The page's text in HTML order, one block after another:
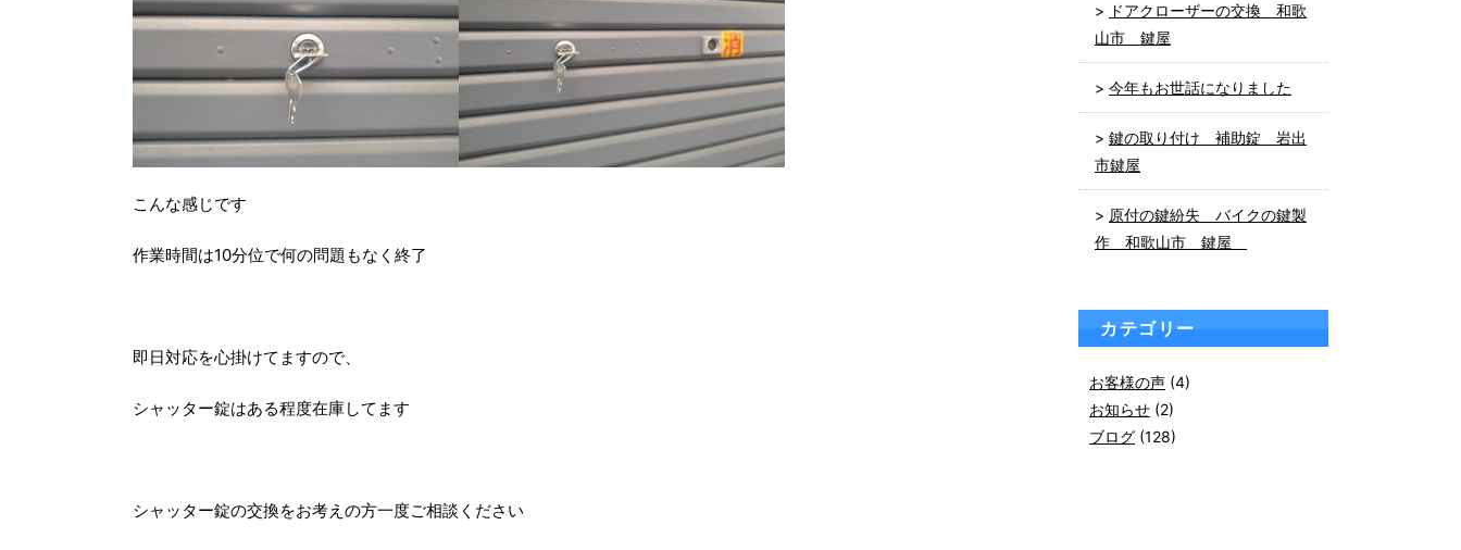
こんな感じです
作業時間は10分位で何の問題もなく終了
即日対応を心掛けてますので、
シャッター錠はある程度在庫してます
シャッター錠の交換をお考えの方一度ご相談ください
ドアクローザーの交換 和歌
山市 鍵屋
今年もお世話になりました
鍵の取り付け 補助錠 岩出
市鍵屋
原付の鍵紛失 バイクの鍵製
作 和歌山市 鍵屋
カテゴリー
お客様の声 (4)
お知らせ (2)
ブログ (128)